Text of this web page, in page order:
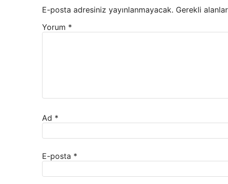
E-posta adresiniz yayınlanmayacak. Gerekli alanlar
Yorum *
Ad *
E-posta *